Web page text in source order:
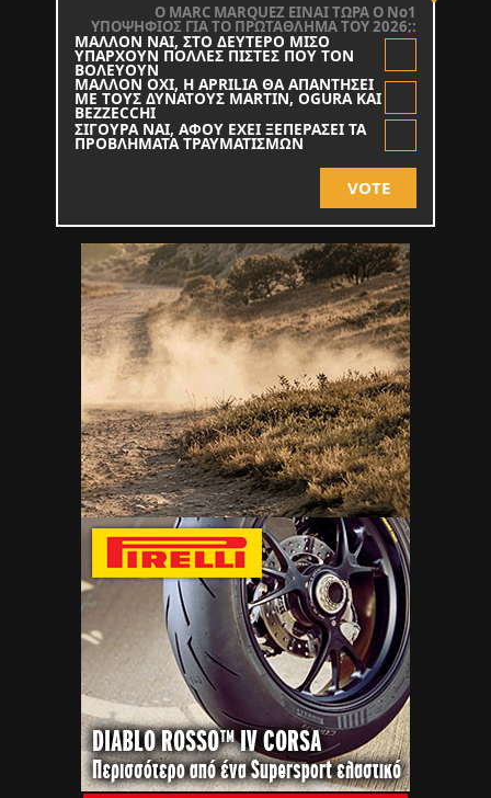
O MARC MARQUEZ ΕΙΝΑΙ ΤΩΡΑ Ο Νο1
ΥΠΟΨΗΦΙΟΣ ΓΙΑ ΤΟ ΠΡΩΤΑΘΛΗΜΑ ΤΟΥ 2026;:
ΜΑΛΛΟΝ ΝΑΙ, ΣΤΟ ΔΕΥΤΕΡΟ ΜΙΣΟ
ΥΠΑΡΧΟΥΝ ΠΟΛΛΕΣ ΠΙΣΤΕΣ ΠΟΥ ΤΟΝ
ΒΟΛΕΥΟΥΝ
ΜΑΛΛΟΝ ΟΧΙ, Η APRILIA ΘΑ ΑΠΑΝΤΗΣΕΙ
ΜΕ ΤΟΥΣ ΔΥΝΑΤΟΥΣ MARTIN, OGURA KAI
BEZZECCHI
ΣΙΓΟΥΡΑ ΝΑΙ, ΑΦΟΥ ΕΧΕΙ ΞΕΠΕΡΑΣΕΙ ΤΑ
ΠΡΟΒΛΗΜΑΤΑ ΤΡΑΥΜΑΤΙΣΜΩΝ
VOTE